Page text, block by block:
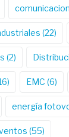
(22)
(2)
EMC (6)
energía
(55)